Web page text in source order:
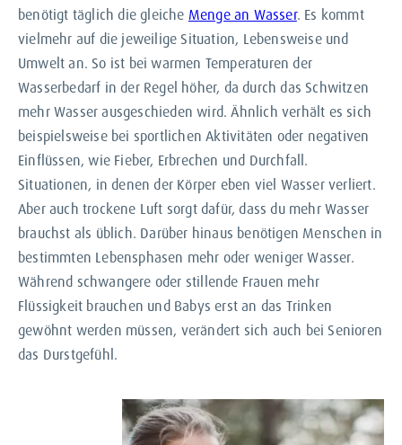
benötigt täglich die gleiche Menge an Wasser. Es kommt
vielmehr auf die jeweilige Situation, Lebensweise und
Umwelt an. So ist bei warmen Temperaturen der
Wasserbedarf in der Regel höher, da durch das Schwitzen
mehr Wasser ausgeschieden wird. Ähnlich verhält es sich
beispielsweise bei sportlichen Aktivitäten oder negativen
Einflüssen, wie Fieber, Erbrechen und Durchfall.
Situationen, in denen der Körper eben viel Wasser verliert.
Aber auch trockene Luft sorgt dafür, dass du mehr Wasser
brauchst als üblich. Darüber hinaus benötigen Menschen in
bestimmten Lebensphasen mehr oder weniger Wasser.
Während schwangere oder stillende Frauen mehr
Flüssigkeit brauchen und Babys erst an das Trinken
gewöhnt werden müssen, verändert sich auch bei Senioren
das Durstgefühl.
EinWassermangel
macht sich meist
schnell bemerkbar. Ist der Mangel zu